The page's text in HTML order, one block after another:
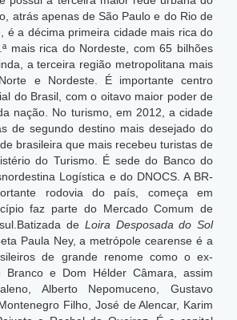
atrás apenas de São Paulo e do Rio de
é a décima primeira cidade mais rica do
mais rica do Nordeste, com 65 bilhões
a terceira região metropolitana mais
e Nordeste. É importante centro
do Brasil, com o oitavo maior poder de
nação. No turismo, em 2012, a cidade
de segundo destino mais desejado do
brasileira que mais recebeu turistas de
do Turismo. É sede do Banco do
Logística e do DNOCS. A BR-
rodovia do país, começa em
faz parte do Mercado Comum de
de Loira Desposada do Sol
Paula Ney, a metrópole cearense é a
de grande renome como o ex-
Branco e Dom Hélder Câmara, assim
Alberto Nepomuceno, Gustavo
Filho, José de Alencar, Karim